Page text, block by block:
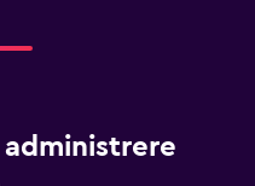
administrere